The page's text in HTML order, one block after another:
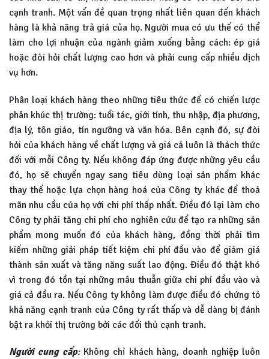
cạnh tranh. Một vấn đề quan trọng nhất liên quan đến khách
hàng là khả năng trả giá của họ. Người mua có ưu thế có thể
làm cho lợi nhuận của ngành giảm xuống bằng cách: ép giá
hoặc đòi hỏi chất lượng cao hơn và phải cung cấp nhiều dịch
vụ hơn.
Phân loại khách hàng theo những tiêu thức để có chiến lược
phân khúc thị trường: tuổi tác, giới tính, thu nhập, địa phương,
địa lý, tôn giáo, tín ngưỡng và văn hóa. Bên cạnh đó, sự đòi
hỏi của khách hàng về chất lượng và giá cả luôn là thách thức
đối với mỗi Công ty. Nếu không đáp ứng được những yêu cầu
đó, họ sẽ chuyển ngay sang tiêu dùng loại sản phẩm khác
thay thế hoặc lựa chọn hàng hoá của Công ty khác để thoả
mãn nhu cầu của họ với chi phí thấp nhất. Điều đó lại làm cho
Công ty phải tăng chi phí cho nghiên cứu để tạo ra những sản
phẩm mong muốn đó của khách hàng, đồng thời phải tìm
kiếm những giải pháp tiết kiệm chi phí đầu vào để giảm giá
thành sản xuất và tăng năng suất lao động. Điều đó thật khó
vì trong đó tồn tại những mâu thuẫn giữa chi phí đầu vào và
giá cả đầu ra. Nếu Công ty không làm được điều đó chứng tỏ
khả năng cạnh tranh của Công ty rất thấp và dễ dàng bị đánh
bật ra khỏi thị trường bởi các đối thủ cạnh tranh.
Người cung cấp:Không chỉ khách hàng, doanh nghiệp luôn